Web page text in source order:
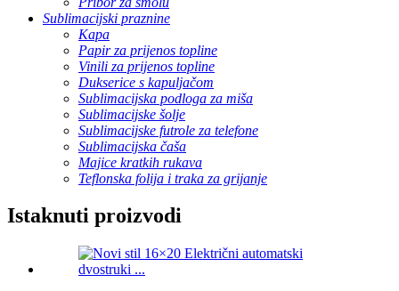
Sublimacijski praznine
Kapa
Papir za prijenos topline
Vinili za prijenos topline
Dukserice s kapuljačom
Sublimacijska podloga za miša
Sublimacijske šolje
Sublimacijske futrole za telefone
Sublimacijska čaša
Majice kratkih rukava
Teflonska folija i traka za grijanje
Istaknuti proizvodi